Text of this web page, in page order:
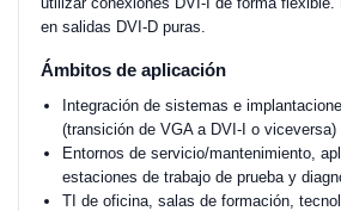
en salidas DVI-D puras.
Ámbitos de aplicación
Integración de sistemas e
(transición de VGA a DVI-I o viceversa)
Entornos de servicio/mantenimiento,
estaciones de trabajo de prueba y
TI de oficina, salas de formación,